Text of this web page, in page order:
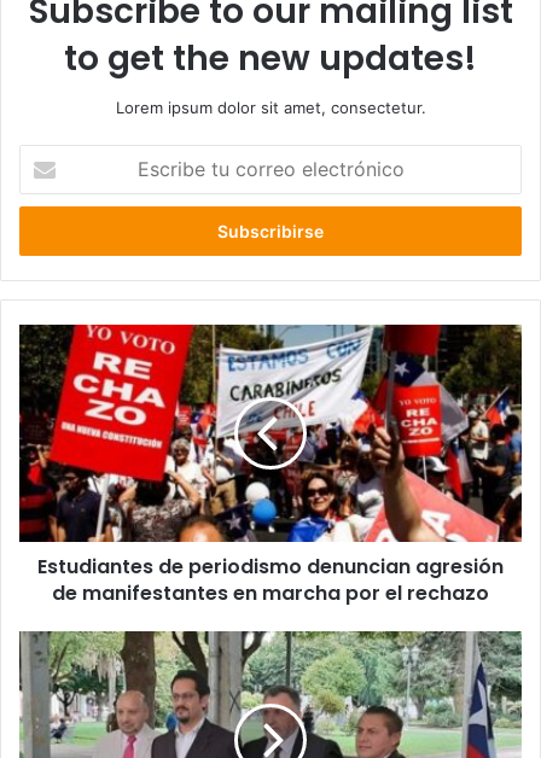
Subscribe to our mailing list
to get the new updates!
Lorem ipsum dolor sit amet, consectetur.
correo
Estudiantes
de
periodismo
denuncian
agresión
de
manifestantes
en
marcha
porEstudiantes de periodismo denuncian agresión
de manifestantes en marcha por el rechazo
I.
Municipalidad
de
La
Unión